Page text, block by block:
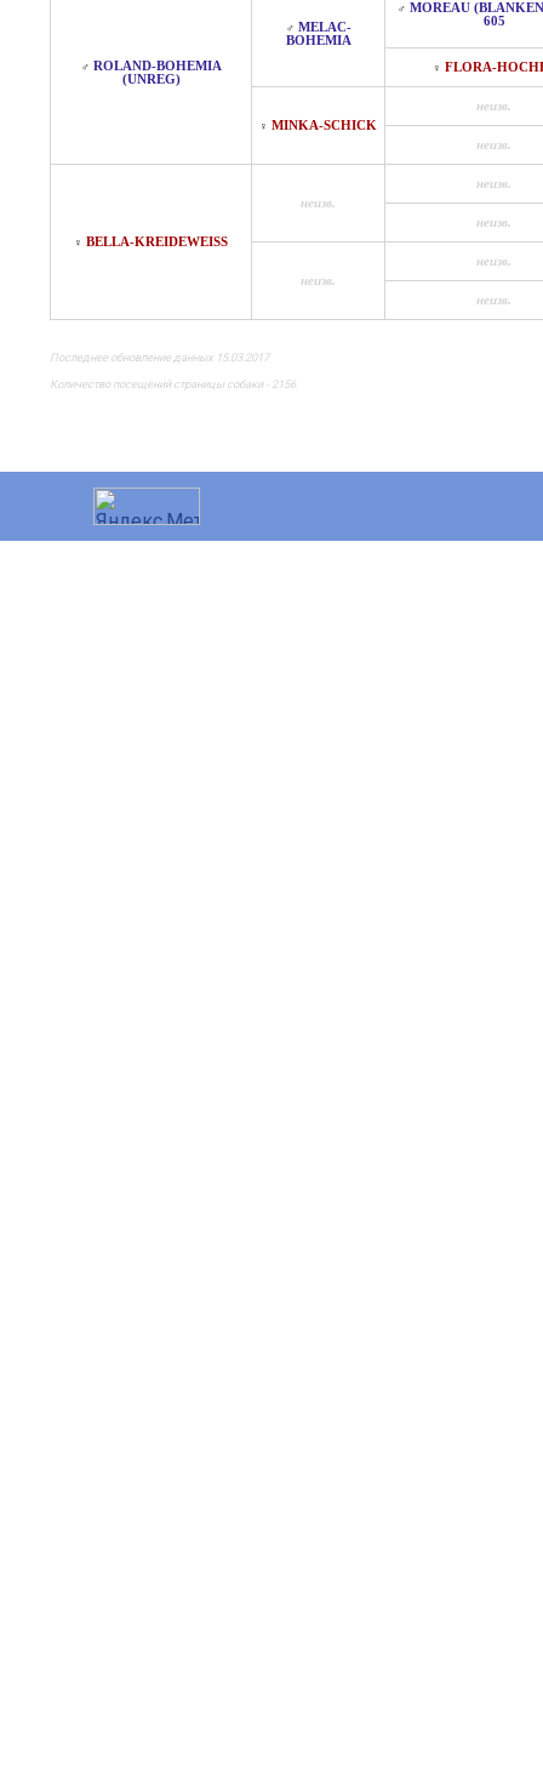
♂ ROLAND-BOHEMIA
(UNREG)
♂ MELAC-
BOHEMIA
♂ MOREAU
605
♀ FLORA-
♀ MINKA-SCHICK
неизв.
неизв.
♀ BELLA-KREIDEWEISS
неизв.
неизв.
неизв.
неизв.
неизв.
неизв.
Последнее обновление данных 15.03.2017
Количество посещений страницы собаки - 2156